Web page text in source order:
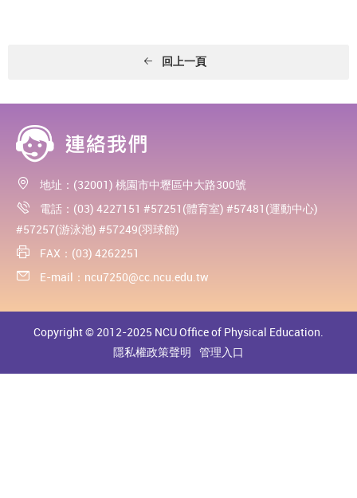
回上一頁
地址：(32001) 桃園市中壢區中大路300號
電話：(03) 4227151 #57251(體育室) #57481(運動中心)
#57257(游泳池) #57249(羽球館)
FAX：(03) 4262251
E-mail： ncu7250@cc.ncu.edu.tw
Copyright © 2012-2025 NCU Office of Physical Education.
隱私權政策聲明 管理入口